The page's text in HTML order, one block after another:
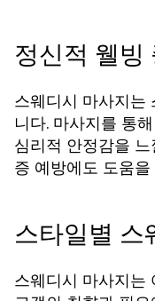
정신적 웰빙
스웨디시 마사지는
니다. 마사지를 통
심리적 안정감을
증 예방에도 도움
스타일별 스
스웨디시 마사지는